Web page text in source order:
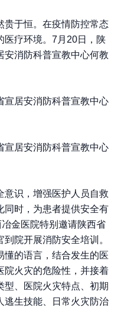
于恒。在疫情防控常态
医疗环境。7月20日，陕
安消防科普宣教中心何教
识，增强医护人员自救
同时，为患者提供安全有
金医院特别邀请陕西省
院开展消防安全培训。
的语言，结合发生的医
院火灾的危险性，并接着
型、医院火灾特点、初期
逃生技能、日常火灾防治